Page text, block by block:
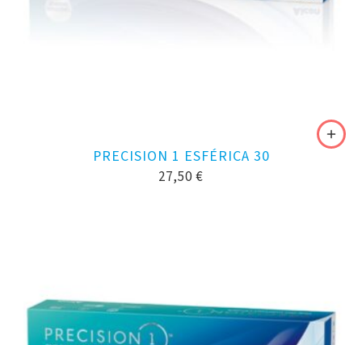
PRECISION 1 ESFÉRICA 30
27,50 €